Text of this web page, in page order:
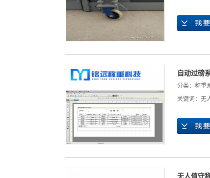
自动过磅
分类： 称重
关键词： 无
无人值守